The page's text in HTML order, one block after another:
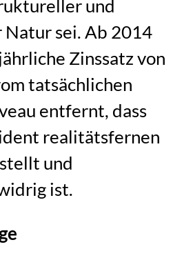
und
Natur sei. Ab 2014
Zinssatz von
tatsächlichen
entfernt, dass
realitätsfernen
und
ist.